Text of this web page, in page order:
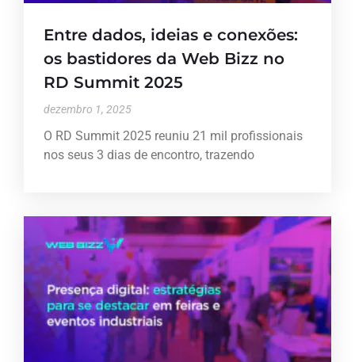
Entre dados, ideias e conexões:
os bastidores da Web Bizz no
RD Summit 2025
dezembro 1, 2025
O RD Summit 2025 reuniu 21 mil profissionais
nos seus 3 dias de encontro, trazendo